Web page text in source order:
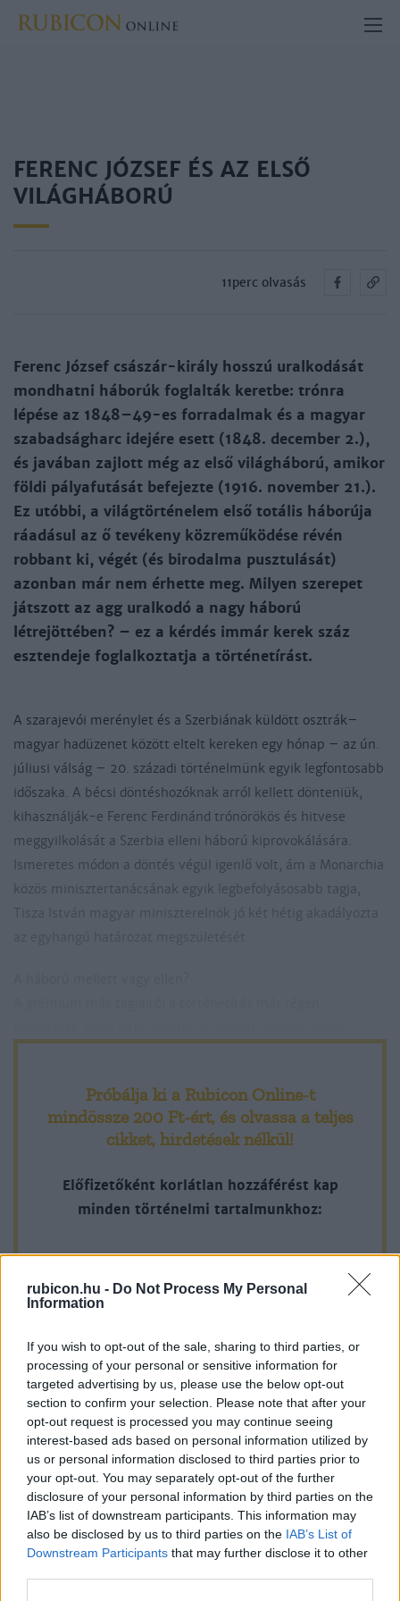
rubicon.hu - Do Not Process My Personal
Information
If you wish to opt-out of the sale, sharing to third parties, or
processing of your personal or sensitive information for
targeted advertising by us, please use the below opt-out
section to confirm your selection. Please note that after your
opt-out request is processed you may continue seeing
interest-based ads based on personal information utilized by
us or personal information disclosed to third parties prior to
your opt-out. You may separately opt-out of the further
disclosure of your personal information by third parties on the
IAB’s list of downstream participants. This information may
also be disclosed by us to third parties on the IAB’s List of
Downstream Participants that may further disclose it to other
FERENC JÓZSEF ÉS AZ ELSŐ
VILÁGHÁBORÚ
11perc olvasás
Ferenc József császár-király hosszú uralkodását
mondhatni háborúk foglalták keretbe: trónra
lépése az 1848–49-es forradalmak és a magyar
szabadságharc idejére esett (1848. december 2.),
és javában zajlott még az első világháború, amikor
földi pályafutását befejezte (1916. november 21.).
Ez utóbbi, a világtörténelem első totális háborúja
ráadásul az ő tevékeny közreműködése révén
robbant ki, végét (és birodalma pusztulását)
azonban már nem érhette meg. Milyen szerepet
játszott az agg uralkodó a nagy háború
létrejöttében? – ez a kérdés immár kerek száz
esztendeje foglalkoztatja a történetírást.
A szarajevói merénylet és a Szerbiának küldött osztrák–
magyar hadüzenet között eltelt kereken egy hónap – az ún.
júliusi válság – 20. századi történelmünk egyik legfontosabb
időszaka. A bécsi döntéshozóknak arról kellett dönteniük,
kihasználják-e Ferenc Ferdinánd trónörökös és hitvese
meggyilkolását a Szerbia elleni háború kiprovokálására.
Ismeretes módon a döntés végül igen­lő volt, ám a Monarchia
közös minisztertanácsának egyik legbefolyásosabb tagja,
Tisza István magyar miniszterelnök jó két hétig akadályozta
uralkodónak? Ez a kérdés természetesen nem Ferenc József
végső álláspontjára vonatkozik. Mint államfőnek és
legfelsőbb hadúrnak háború és béke kérdésében egy
nemzetközi jogilag érvényes döntést meghoznia. Ezt meg is
Próbálja ki a Rubicon Online-t
mindössze 200 Ft-ért, és olvassa a teljes
cikket, hirdetések nélkül!
Előfizetőként korlátlan hozzáférést kap
minden történelmi tartalmunkhoz:
Több mint 370 korábbi lapszámunk
Rubicon Online rovatok cikkei
Hirdetésmentes olvasó felület
Kedvenc cikkek elmentése, könyvjelzők
Az első hónap csak 200 Ft-ba kerül. Próbálja
ki!
KIPRÓBÁLOM 200 FT-ÉRT